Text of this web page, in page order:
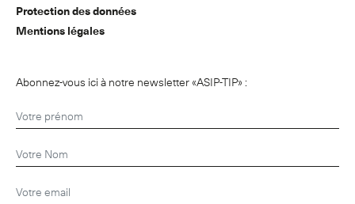
Protection des données
Mentions légales
Abonnez-vous ici à notre newsletter «ASIP-TIP» :